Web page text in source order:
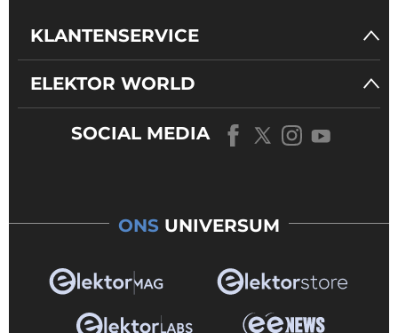
KLANTENSERVICE
ELEKTOR WORLD
SOCIAL MEDIA
ONS UNIVERSUM